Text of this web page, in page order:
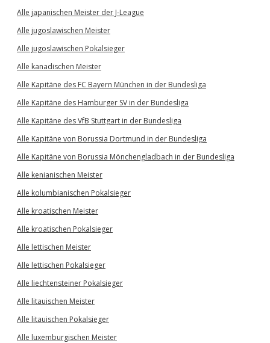
Alle japanischen Meister der J-League
Alle jugoslawischen Meister
Alle jugoslawischen Pokalsieger
Alle kanadischen Meister
Alle Kapitäne des FC Bayern München in der Bundesliga
Alle Kapitäne des Hamburger SV in der Bundesliga
Alle Kapitäne des VfB Stuttgart in der Bundesliga
Alle Kapitäne von Borussia Dortmund in der Bundesliga
Alle Kapitäne von Borussia Mönchengladbach in der Bundesliga
Alle kenianischen Meister
Alle kolumbianischen Pokalsieger
Alle kroatischen Meister
Alle kroatischen Pokalsieger
Alle lettischen Meister
Alle lettischen Pokalsieger
Alle liechtensteiner Pokalsieger
Alle litauischen Meister
Alle litauischen Pokalsieger
Alle luxemburgischen Meister